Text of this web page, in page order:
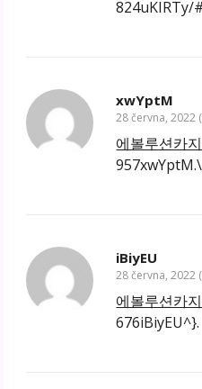
824uKIRTy/
xwYptM
28 června, 2022
에볼루션카
iBiyEU
28 června, 2022
에볼루션카
676iBiyEU^}.